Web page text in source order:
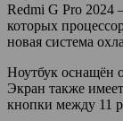
Redmi G Pro 2024
которых
новая система
Ноутбук оснащён
Экран также
кнопки между 11